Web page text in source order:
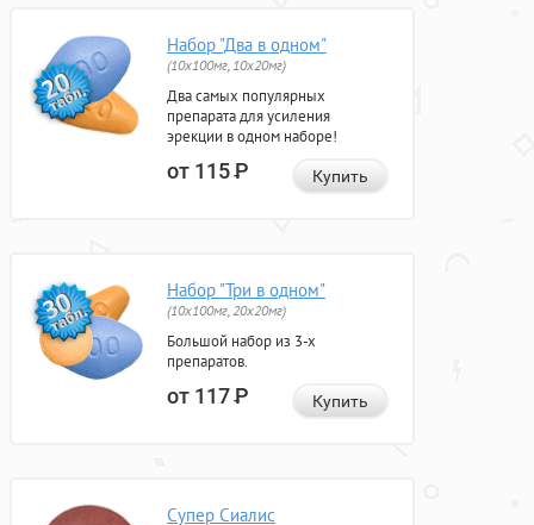
Набор "Два в одном"
(10x100мг, 10x20мг)
Два самых популярных
препарата для усиления
эрекции в одном наборе!
от 115Р Купить
Набор "Три в одном"
(10x100мг, 20x20мг)
Большой набор из 3-х
препаратов.
от 117Р Купить
Супер Сиалис